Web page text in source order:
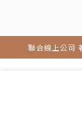
聯合線上公司